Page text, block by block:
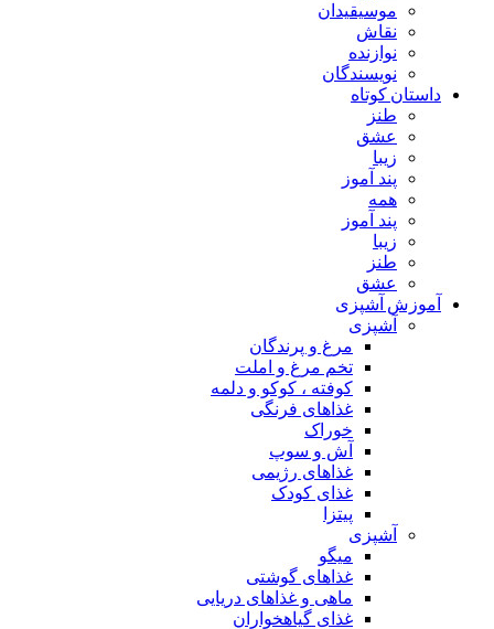
موسیقیدان
نقاش
نوازنده
نویسندگان
داستان کوتاه
طنز
عشق
زیبا
پند آموز
همه
پند آموز
زیبا
طنز
عشق
آموزش آشپزی
آشپزی
مرغ و پرندگان
تخم مرغ و املت
کوفته ، کوکو و دلمه
غذاهای فرنگی
خوراک
آش و سوپ
غذاهای رژیمی
غذای کودک
پیتزا
آشپزی
میگو
غذاهای گوشتی
ماهی و غذاهای دریایی
غذای گیاهخواران